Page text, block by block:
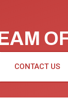
CONTACT US